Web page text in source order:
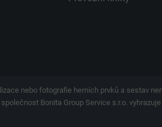
nebo fotografie herních prvků a sestav
Bonita Group Service s.r.o.